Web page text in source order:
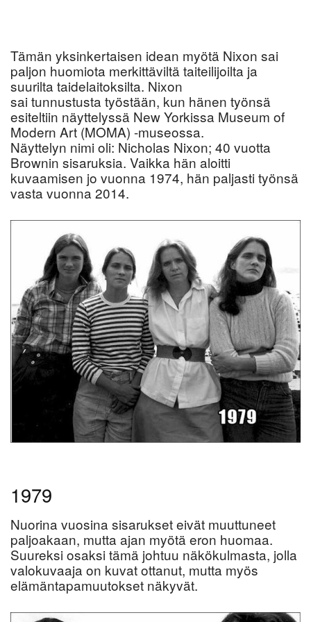
Tämän yksinkertaisen idean myötä Nixon sai
paljon huomiota merkittäviltä taiteilijoilta ja
suurilta taidelaitoksilta. Nixon
sai tunnustusta työstään, kun hänen työnsä
esiteltiin näyttelyssä New Yorkissa Museum of
Modern Art (MOMA) -museossa.
Näyttelyn nimi oli: Nicholas Nixon; 40 vuotta
Brownin sisaruksia. Vaikka hän aloitti
kuvaamisen jo vuonna 1974, hän paljasti työnsä
vasta vuonna 2014.
1979
Nuorina vuosina sisarukset eivät muuttuneet
paljoakaan, mutta ajan myötä eron huomaa.
Suureksi osaksi tämä johtuu näkökulmasta, jolla
valokuvaaja on kuvat ottanut, mutta myös
elämäntapamuutokset näkyvät.